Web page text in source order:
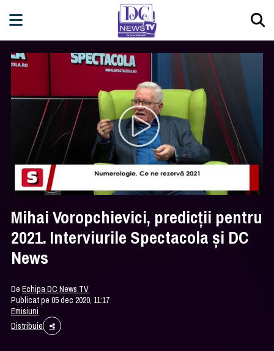
Mihai Voropchievici, predicții pentru
2021. Interviurile Spectacola și DC
News
DeEchipa DC News TV
Publicat pe 05 dec 2020, 11:17
Emisiuni
Distribuie